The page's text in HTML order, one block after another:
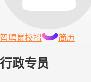
智聘鼠校招 简历
行政专员